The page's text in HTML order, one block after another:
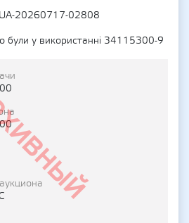
20260717-02808
були у використанні 34115300-9